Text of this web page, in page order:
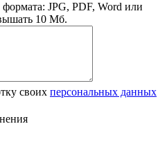
JPG, PDF, Word или
10 Мб.
своих персональных данных